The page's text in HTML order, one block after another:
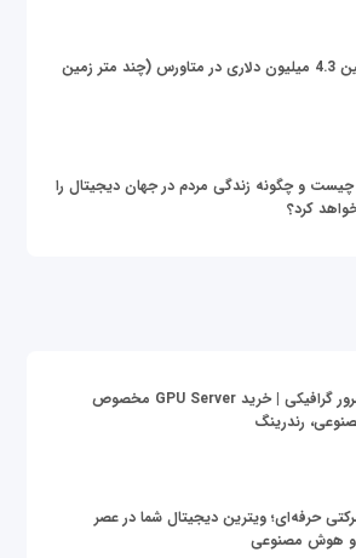
خرید زمین 4.3 میلیون دلاری در متاورس (چند متر زمین
و چگونه زندگی مردم در جهان دیجیتال را
کرد؟
قیمت سرور گرافیکی | خرید GPU Server مخصوص
رندرینگ
حرفه‌ای؛ ویترین دیجیتال شما در عصر
هوش مصنوعی